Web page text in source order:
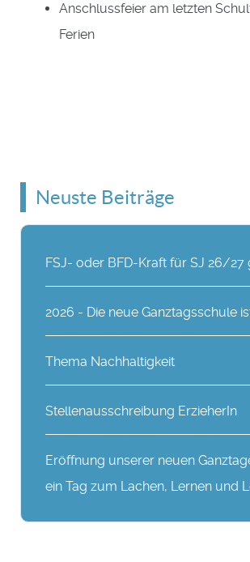
Anschlussfeier am letzten
Ferien
Neuste Beiträge
FSJ- oder BFD-Kraft für SJ 26/27
2026 - Die neue Ganztagsschule
Thema Nachhaltigkeit
Stellenausschreibung ErzieherIn
Eröffnung unserer neuen
ein Tag zum Lachen, Lernen und